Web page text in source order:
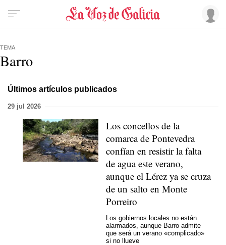
TEMA
Barro
Últimos artículos publicados
29 jul 2026
Los concellos de la
comarca de Pontevedra
confían en resistir la falta
de agua este verano,
aunque el Lérez ya se cruza
de un salto en Monte
Porreiro
Los gobiernos locales no están
alarmados, aunque Barro admite
que será un verano «complicado»
si no llueve